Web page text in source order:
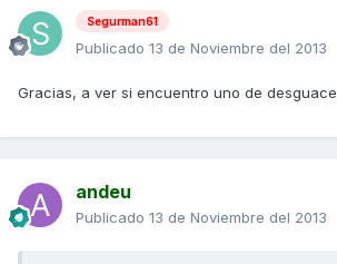
Segurman61
Publicado 13 de Noviembre del 2013
Gracias, a ver si encuentro uno de desguace
andeu
Publicado 13 de Noviembre del 2013